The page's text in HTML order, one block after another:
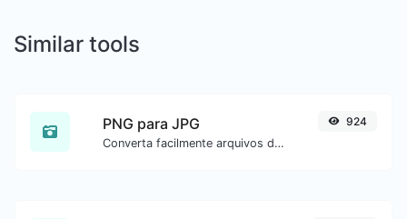
Similar tools
PNG para JPG
Converta facilmente arquivos de imagem PNG para JPG.
924